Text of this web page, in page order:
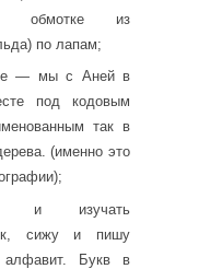
обмотке из
по лапам;
— мы с Аней в
под кодовым
так в
(именно это
и изучать
сижу и пишу
алфавит. Букв в